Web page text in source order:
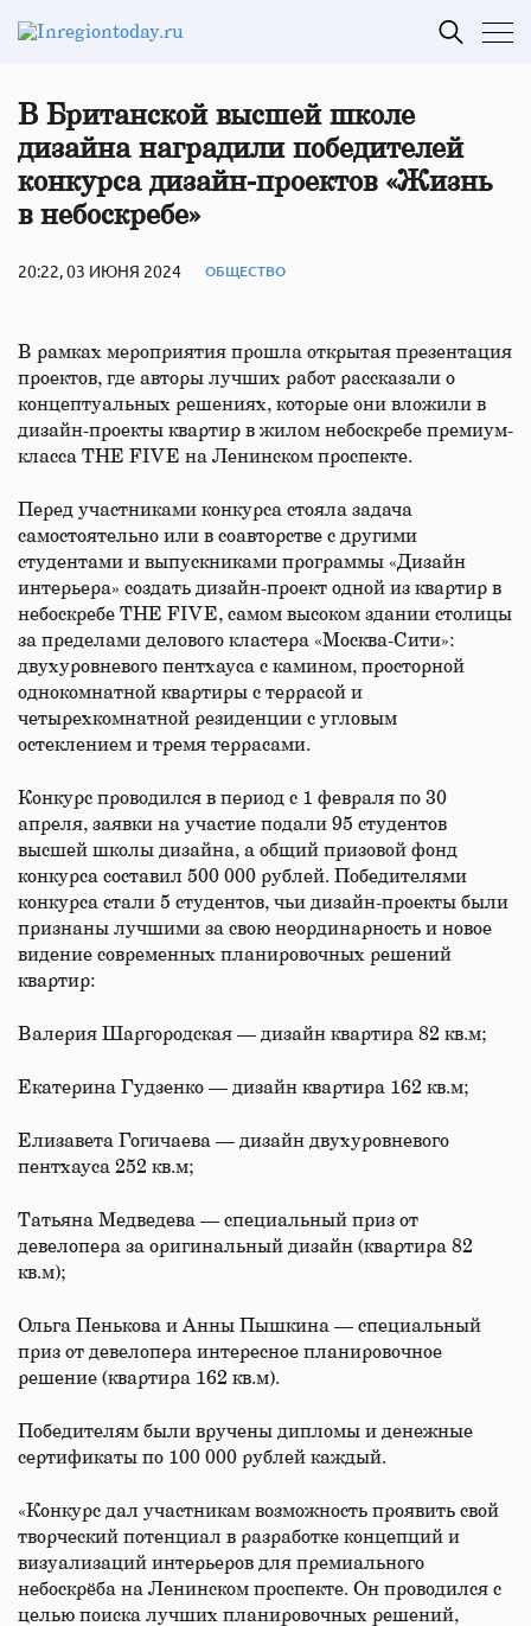
В Британской высшей школе
дизайна наградили победителей
конкурса дизайн-проектов «Жизнь
в небоскребе»
20:22, 03 ИЮНЯ 2024 ОБЩЕСТВО
В рамках мероприятия прошла открытая презентация
проектов, где авторы лучших работ рассказали о
концептуальных решениях, которые они вложили в
дизайн-проекты квартир в жилом небоскребе премиум-
класса THE FIVE на Ленинском проспекте.
Перед участниками конкурса стояла задача
самостоятельно или в соавторстве с другими
студентами и выпускниками программы «Дизайн
интерьера» создать дизайн-проект одной из квартир в
небоскребе THE FIVE, самом высоком здании столицы
за пределами делового кластера «Москва-Сити»:
двухуровневого пентхауса с камином, просторной
однокомнатной квартиры с террасой и
четырехкомнатной резиденции с угловым
остеклением и тремя террасами.
Конкурс проводился в период с 1 февраля по 30
апреля, заявки на участие подали 95 студентов
высшей школы дизайна, а общий призовой фонд
конкурса составил 500 000 рублей. Победителями
конкурса стали 5 студентов, чьи дизайн-проекты были
признаны лучшими за свою неординарность и новое
видение современных планировочных решений
квартир:
Валерия Шаргородская — дизайн квартира 82 кв.м;
Екатерина Гудзенко — дизайн квартира 162 кв.м;
Елизавета Гогичаева — дизайн двухуровневого
пентхауса 252 кв.м;
Татьяна Медведева — специальный приз от
девелопера за оригинальный дизайн (квартира 82
кв.м);
Ольга Пенькова и Анны Пышкина — специальный
приз от девелопера интересное планировочное
решение (квартира 162 кв.м).
Победителям были вручены дипломы и денежные
сертификаты по 100 000 рублей каждый.
«Конкурс дал участникам возможность проявить свой
творческий потенциал в разработке концепций и
визуализаций интерьеров для премиального
небоскрёба на Ленинском проспекте. Он проводился с
целью поиска лучших планировочных решений,